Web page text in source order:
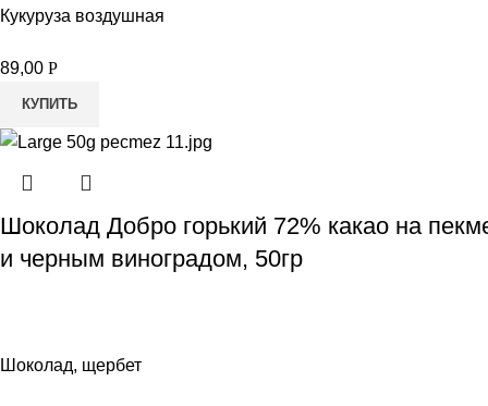
Кукуруза воздушная
89,00 Р
КУПИТЬ
Шоколад Добро горький 72% какао на
и черным виноградом, 50гр
Шоколад, щербет